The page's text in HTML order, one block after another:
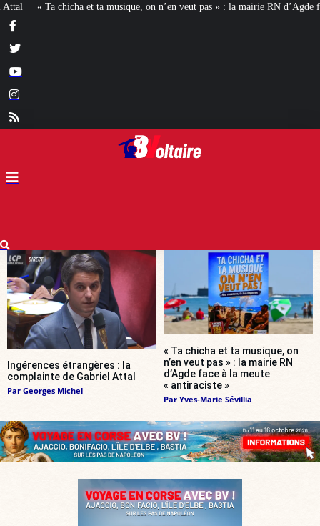
n’en veut pas » : la mairie RN d’Agde face à la meute « antiraciste » La
Ingérences étrangères : la
complainte de Gabriel Attal
Par Georges Michel
« Ta chicha et ta musique, on
n’en veut pas » : la mairie RN
d’Agde face à la meute
« antiraciste »
Par Yves-Marie Sévillia